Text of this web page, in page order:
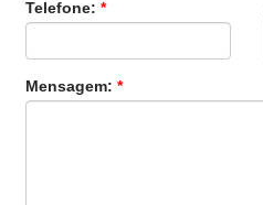
Telefone:*
Mensagem:*